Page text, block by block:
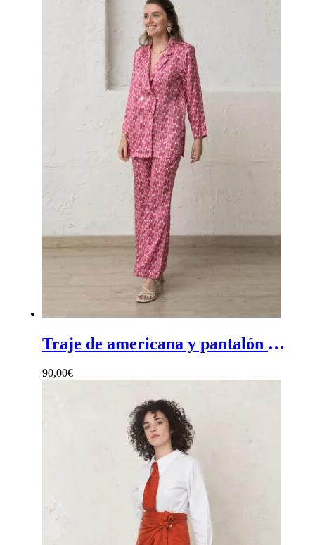
Traje de americana y pantalón en estampado rosa - Traje mujer ceremonia en estampado rosa
90,00€